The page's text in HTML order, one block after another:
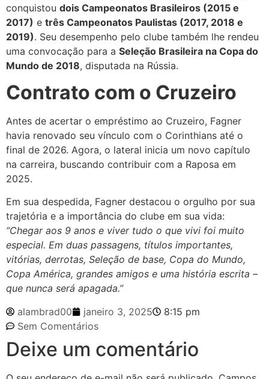
conquistou dois Campeonatos Brasileiros (2015 e
2017) e três Campeonatos Paulistas (2017, 2018 e
2019). Seu desempenho pelo clube também lhe rendeu
uma convocação para a Seleção Brasileira na Copa do
Mundo de 2018, disputada na Rússia.
Contrato com o Cruzeiro
Antes de acertar o empréstimo ao Cruzeiro, Fagner
havia renovado seu vínculo com o Corinthians até o
final de 2026. Agora, o lateral inicia um novo capítulo
na carreira, buscando contribuir com a Raposa em
2025.
Em sua despedida, Fagner destacou o orgulho por sua
trajetória e a importância do clube em sua vida:
“Chegar aos 9 anos e viver tudo o que vivi foi muito
especial. Em duas passagens, títulos importantes,
vitórias, derrotas, Seleção de base, Copa do Mundo,
Copa América, grandes amigos e uma história escrita –
que nunca será apagada.”
alambrad00
janeiro 3, 2025
8:15 pm
Sem Comentários
Deixe um comentário